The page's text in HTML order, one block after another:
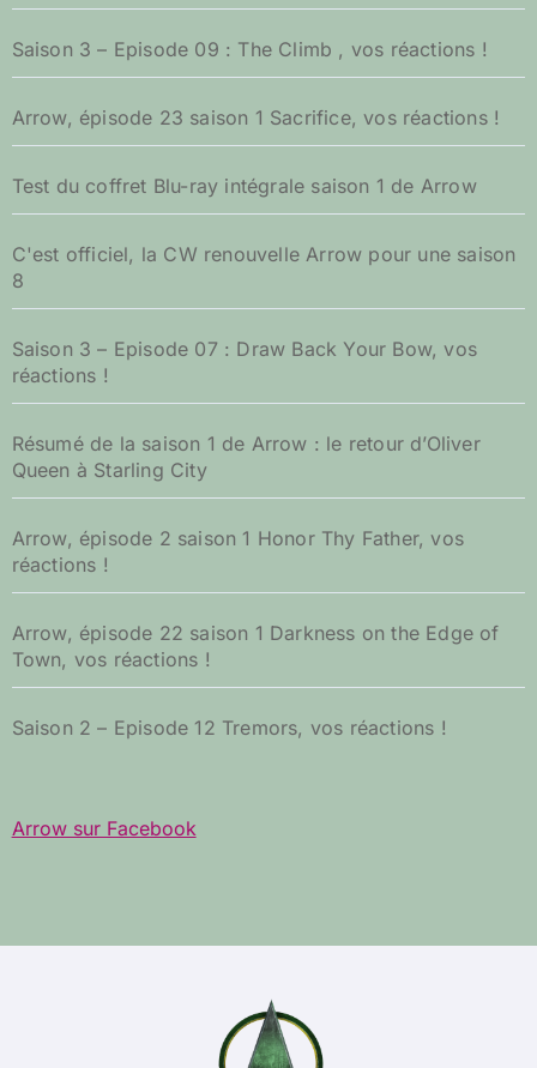
Saison 3 – Episode 09 : The Climb , vos réactions !
Arrow, épisode 23 saison 1 Sacrifice, vos réactions !
Test du coffret Blu-ray intégrale saison 1 de Arrow
C'est officiel, la CW renouvelle Arrow pour une saison
8
Saison 3 – Episode 07 : Draw Back Your Bow, vos
réactions !
Résumé de la saison 1 de Arrow : le retour d’Oliver
Queen à Starling City
Arrow, épisode 2 saison 1 Honor Thy Father, vos
réactions !
Arrow, épisode 22 saison 1 Darkness on the Edge of
Town, vos réactions !
Saison 2 – Episode 12 Tremors, vos réactions !
Arrow sur Facebook